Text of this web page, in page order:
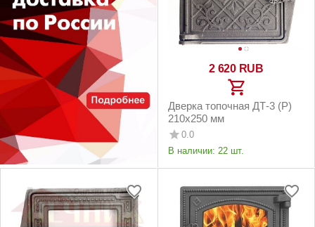
2 620 RUB
Дверка топочная ДТ-3 (Р)
210x250 мм
0.0
В наличии: 22 шт.